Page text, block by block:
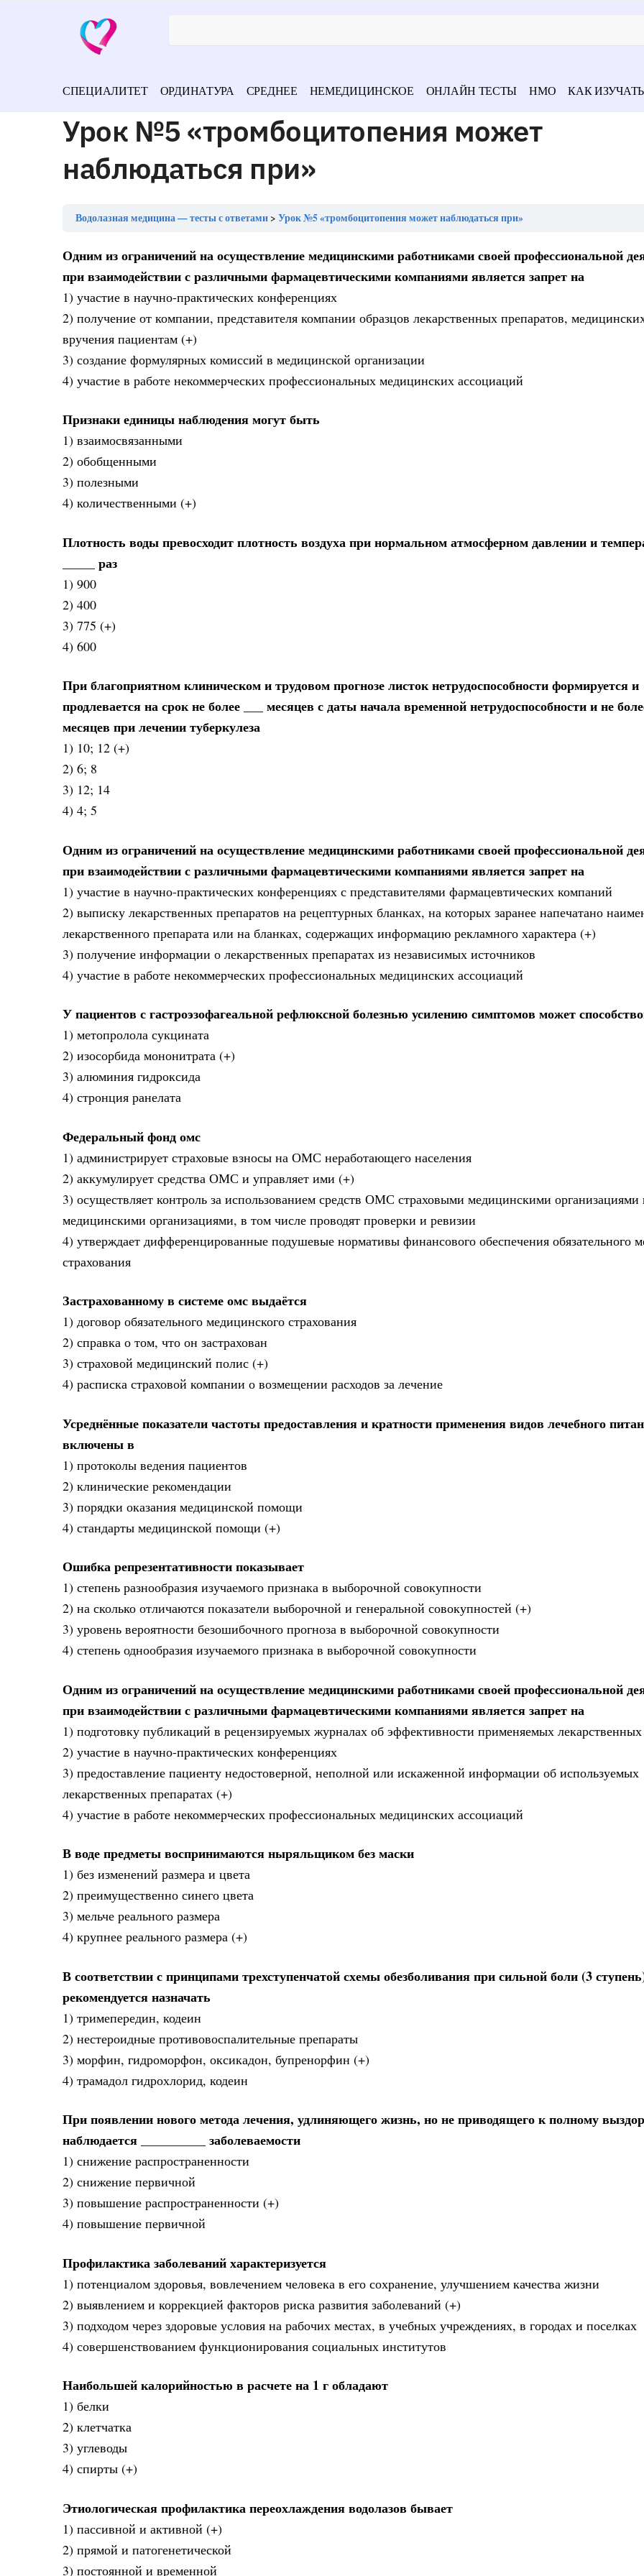
СПЕЦИАЛИТЕТ ОРДИНАТУРА СРЕДНЕЕ НЕМЕДИЦИНСКОЕ ОНЛАЙН ТЕСТЫ НМО КАК ИЗУЧАТЬ
Урок №5 «тромбоцитопения может
наблюдаться при»
Водолазная медицина — тесты с ответами Урок №5 «тромбоцитопения может наблюдаться при»
Одним из ограничений на осуществление медицинскими работниками своей профессиональной
при взаимодействии с различными фармацевтическими компаниями является запрет на
1) участие в научно-практических конференциях
2) получение от компании, представителя компании образцов лекарственных препаратов,
вручения пациентам (+)
3) создание формулярных комиссий в медицинской организации
4) участие в работе некоммерческих профессиональных медицинских ассоциаций
Признаки единицы наблюдения могут быть
1) взаимосвязанными
2) обобщенными
3) полезными
4) количественными (+)
Плотность воды превосходит плотность воздуха при нормальном атмосферном давлении и
_____ раз
1) 900
2) 400
3) 775 (+)
4) 600
При благоприятном клиническом и трудовом прогнозе листок нетрудоспособности формируется и
продлевается на срок не более ___ месяцев с даты начала временной нетрудоспособности и не более
месяцев при лечении туберкулеза
1) 10; 12 (+)
2) 6; 8
3) 12; 14
4) 4; 5
Одним из ограничений на осуществление медицинскими работниками своей профессиональной
при взаимодействии с различными фармацевтическими компаниями является запрет на
1) участие в научно-практических конференциях с представителями фармацевтических компаний
2) выписку лекарственных препаратов на рецептурных бланках, на которых заранее напечатано
лекарственного препарата или на бланках, содержащих информацию рекламного характера (+)
3) получение информации о лекарственных препаратах из независимых источников
4) участие в работе некоммерческих профессиональных медицинских ассоциаций
У пациентов с гастроэзофагеальной рефлюксной болезнью усилению симптомов может
1) метопролола сукцината
2) изосорбида мононитрата (+)
3) алюминия гидроксида
4) стронция ранелата
Федеральный фонд омс
1) администрирует страховые взносы на ОМС неработающего населения
2) аккумулирует средства ОМС и управляет ими (+)
3) осуществляет контроль за использованием средств ОМС страховыми медицинскими организациями
медицинскими организациями, в том числе проводят проверки и ревизии
4) утверждает дифференцированные подушевые нормативы финансового обеспечения обязательного
страхования
Застрахованному в системе омс выдаётся
1) договор обязательного медицинского страхования
2) справка о том, что он застрахован
3) страховой медицинский полис (+)
4) расписка страховой компании о возмещении расходов за лечение
Усреднённые показатели частоты предоставления и кратности применения видов лечебного
включены в
1) протоколы ведения пациентов
2) клинические рекомендации
3) порядки оказания медицинской помощи
4) стандарты медицинской помощи (+)
Ошибка репрезентативности показывает
1) степень разнообразия изучаемого признака в выборочной совокупности
2) на сколько отличаются показатели выборочной и генеральной совокупностей (+)
3) уровень вероятности безошибочного прогноза в выборочной совокупности
4) степень однообразия изучаемого признака в выборочной совокупности
Одним из ограничений на осуществление медицинскими работниками своей профессиональной
при взаимодействии с различными фармацевтическими компаниями является запрет на
1) подготовку публикаций в рецензируемых журналах об эффективности применяемых лекарственных
2) участие в научно-практических конференциях
3) предоставление пациенту недостоверной, неполной или искаженной информации об используемых
лекарственных препаратах (+)
4) участие в работе некоммерческих профессиональных медицинских ассоциаций
В воде предметы воспринимаются ныряльщиком без маски
1) без изменений размера и цвета
2) преимущественно синего цвета
3) мельче реального размера
4) крупнее реального размера (+)
В соответствии с принципами трехступенчатой схемы обезболивания при сильной боли (3
рекомендуется назначать
1) тримепередин, кодеин
2) нестероидные противовоспалительные препараты
3) морфин, гидроморфон, оксикадон, бупренорфин (+)
4) трамадол гидрохлорид, кодеин
При появлении нового метода лечения, удлиняющего жизнь, но не приводящего к полному
наблюдается __________ заболеваемости
1) снижение распространенности
2) снижение первичной
3) повышение распространенности (+)
4) повышение первичной
Профилактика заболеваний характеризуется
1) потенциалом здоровья, вовлечением человека в его сохранение, улучшением качества жизни
2) выявлением и коррекцией факторов риска развития заболеваний (+)
3) подходом через здоровые условия на рабочих местах, в учебных учреждениях, в городах и поселках
4) совершенствованием функционирования социальных институтов
Наибольшей калорийностью в расчете на 1 г обладают
1) белки
2) клетчатка
3) углеводы
4) спирты (+)
Этиологическая профилактика переохлаждения водолазов бывает
1) пассивной и активной (+)
2) прямой и патогенетической
3) постоянной и временной